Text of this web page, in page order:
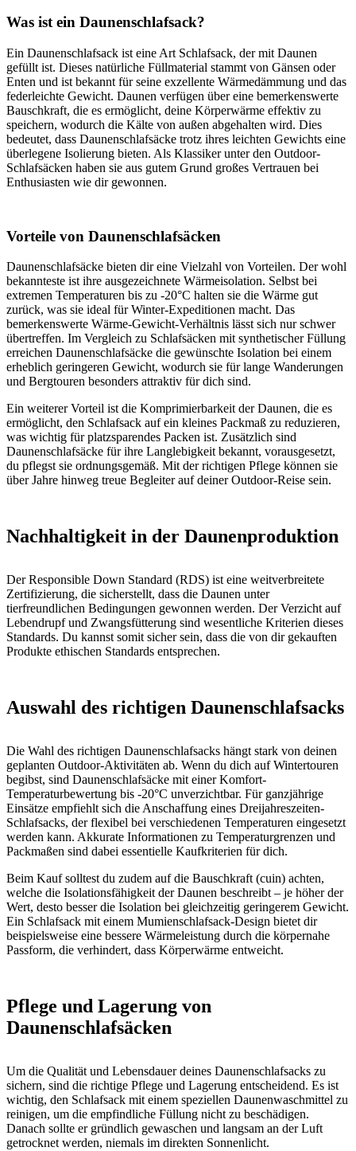
Was ist ein Daunenschlafsack?
Ein Daunenschlafsack ist eine Art Schlafsack, der mit Daunen
gefüllt ist. Dieses natürliche Füllmaterial stammt von Gänsen oder
Enten und ist bekannt für seine exzellente Wärmedämmung und das
federleichte Gewicht. Daunen verfügen über eine bemerkenswerte
Bauschkraft, die es ermöglicht, deine Körperwärme effektiv zu
speichern, wodurch die Kälte von außen abgehalten wird. Dies
bedeutet, dass Daunenschlafsäcke trotz ihres leichten Gewichts eine
überlegene Isolierung bieten. Als Klassiker unter den Outdoor-
Schlafsäcken haben sie aus gutem Grund großes Vertrauen bei
Enthusiasten wie dir gewonnen.
Vorteile von Daunenschlafsäcken
Daunenschlafsäcke bieten dir eine Vielzahl von Vorteilen. Der wohl
bekannteste ist ihre ausgezeichnete Wärmeisolation. Selbst bei
extremen Temperaturen bis zu -20°C halten sie die Wärme gut
zurück, was sie ideal für Winter-Expeditionen macht. Das
bemerkenswerte Wärme-Gewicht-Verhältnis lässt sich nur schwer
übertreffen. Im Vergleich zu Schlafsäcken mit synthetischer Füllung
erreichen Daunenschlafsäcke die gewünschte Isolation bei einem
erheblich geringeren Gewicht, wodurch sie für lange Wanderungen
und Bergtouren besonders attraktiv für dich sind.
Ein weiterer Vorteil ist die Komprimierbarkeit der Daunen, die es
ermöglicht, den Schlafsack auf ein kleines Packmaß zu reduzieren,
was wichtig für platzsparendes Packen ist. Zusätzlich sind
Daunenschlafsäcke für ihre Langlebigkeit bekannt, vorausgesetzt,
du pflegst sie ordnungsgemäß. Mit der richtigen Pflege können sie
über Jahre hinweg treue Begleiter auf deiner Outdoor-Reise sein.
Nachhaltigkeit in der Daunenproduktion
Der Responsible Down Standard (RDS) ist eine weitverbreitete
Zertifizierung, die sicherstellt, dass die Daunen unter
tierfreundlichen Bedingungen gewonnen werden. Der Verzicht auf
Lebendrupf und Zwangsfütterung sind wesentliche Kriterien dieses
Standards. Du kannst somit sicher sein, dass die von dir gekauften
Produkte ethischen Standards entsprechen.
Auswahl des richtigen Daunenschlafsacks
Die Wahl des richtigen Daunenschlafsacks hängt stark von deinen
geplanten Outdoor-Aktivitäten ab. Wenn du dich auf Wintertouren
begibst, sind Daunenschlafsäcke mit einer Komfort-
Temperaturbewertung bis -20°C unverzichtbar. Für ganzjährige
Einsätze empfiehlt sich die Anschaffung eines Dreijahreszeiten-
Schlafsacks, der flexibel bei verschiedenen Temperaturen eingesetzt
werden kann. Akkurate Informationen zu Temperaturgrenzen und
Packmaßen sind dabei essentielle Kaufkriterien für dich.
Beim Kauf solltest du zudem auf die Bauschkraft (cuin) achten,
welche die Isolationsfähigkeit der Daunen beschreibt – je höher der
Wert, desto besser die Isolation bei gleichzeitig geringerem Gewicht.
Ein Schlafsack mit einem Mumienschlafsack-Design bietet dir
beispielsweise eine bessere Wärmeleistung durch die körpernahe
Passform, die verhindert, dass Körperwärme entweicht.
Pflege und Lagerung von
Daunenschlafsäcken
Um die Qualität und Lebensdauer deines Daunenschlafsacks zu
sichern, sind die richtige Pflege und Lagerung entscheidend. Es ist
wichtig, den Schlafsack mit einem speziellen Daunenwaschmittel zu
reinigen, um die empfindliche Füllung nicht zu beschädigen.
Danach sollte er gründlich gewaschen und langsam an der Luft
getrocknet werden, niemals im direkten Sonnenlicht.